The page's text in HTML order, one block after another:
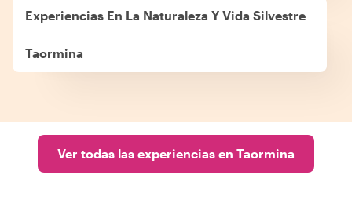
Experiencias En La Naturaleza Y Vida Silvestre
Taormina
Ver todas las experiencias en Taormina